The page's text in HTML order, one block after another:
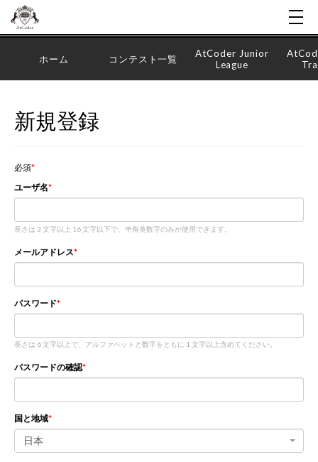
ホーム コンテスト一覧
AtCoder Junior
League
新規登録
必須
ユーザ名
長さは 3 文字以上 16 文字以下で、半角英数字のみが使用できます。
メールアドレス
パスワード
長さは 6 文字以上で、アルファベットと数字をともに 1 文字以上含めてください。
パスワードの確認
国と地域
日本